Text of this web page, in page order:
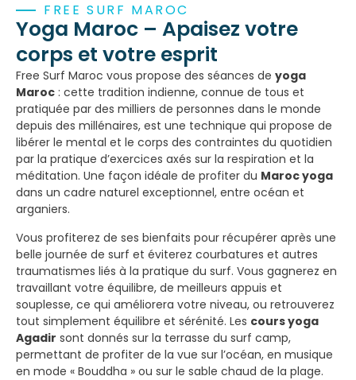
FREE SURF MAROC
Yoga Maroc – Apaisez votre
corps et votre esprit
Free Surf Maroc vous propose des séances de yoga
Maroc : cette tradition indienne, connue de tous et
pratiquée par des milliers de personnes dans le monde
depuis des millénaires, est une technique qui propose de
libérer le mental et le corps des contraintes du quotidien
par la pratique d’exercices axés sur la respiration et la
méditation. Une façon idéale de profiter du Maroc yoga
dans un cadre naturel exceptionnel, entre océan et
arganiers.
Vous profiterez de ses bienfaits pour récupérer après une
belle journée de surf et éviterez courbatures et autres
traumatismes liés à la pratique du surf. Vous gagnerez en
travaillant votre équilibre, de meilleurs appuis et
souplesse, ce qui améliorera votre niveau, ou retrouverez
tout simplement équilibre et sérénité. Les cours yoga
Agadir sont donnés sur la terrasse du surf camp,
permettant de profiter de la vue sur l’océan, en musique
en mode « Bouddha » ou sur le sable chaud de la plage.